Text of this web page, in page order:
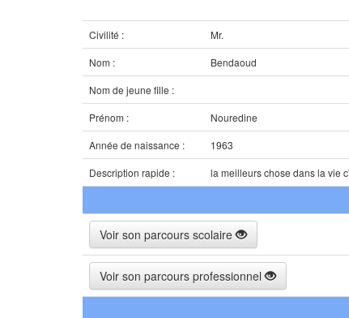
Civilité :
Mr.
Nom :
Bendaoud
Nom de jeune fille :
Prénom :
Nouredine
Année de naissance :
1963
Description rapide :
la meilleurs chose dans la vie
Voir son parcours scolaire
Voir son parcours professionnel